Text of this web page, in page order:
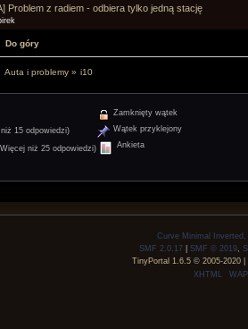
Problem z radiem - odbiera tylko jedną stację
Do góry
Auta i problemy» i10
15 odpowiedzi)
niż 25 odpowiedzi)
Zamknięty wątek
Wątek przyklejony
Ankieta
Curve Minimal
SMF 2.0.17 |SMF © 2019,
TinyPortal 1.6.5© 2005-2020|
XHTML